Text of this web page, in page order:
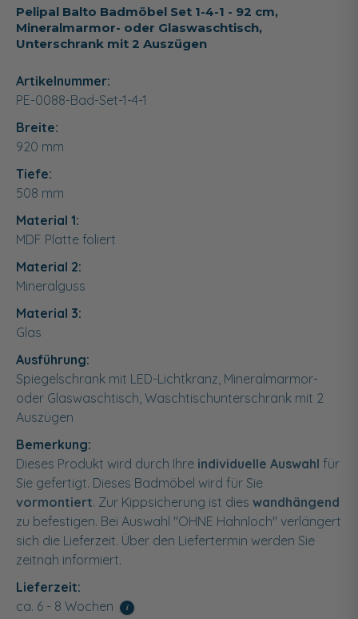
Pelipal Balto Badmöbel Set 1-4-1 - 92 cm,
Mineralmarmor- oder Glaswaschtisch,
Unterschrank mit 2 Auszügen
Artikelnummer:
PE-0088-Bad-Set-1-4-1
Breite:
920 mm
Tiefe:
508 mm
Material 1:
MDF Platte foliert
Material 2:
Mineralguss
Material 3:
Glas
Ausführung:
Spiegelschrank mit LED-Lichtkranz, Mineralmarmor-
oder Glaswaschtisch, Waschtischunterschrank mit 2
Auszügen
Bemerkung:
Dieses Produkt wird durch Ihre individuelle Auswahl für
Sie gefertigt. Dieses Badmöbel wird für Sie
vormontiert. Zur Kippsicherung ist dies wandhängend
zu befestigen. Bei Auswahl "OHNE Hahnloch" verlängert
sich die Lieferzeit. Über den Liefertermin werden Sie
zeitnah informiert.
Lieferzeit:
ca. 6 - 8 Wochen
i